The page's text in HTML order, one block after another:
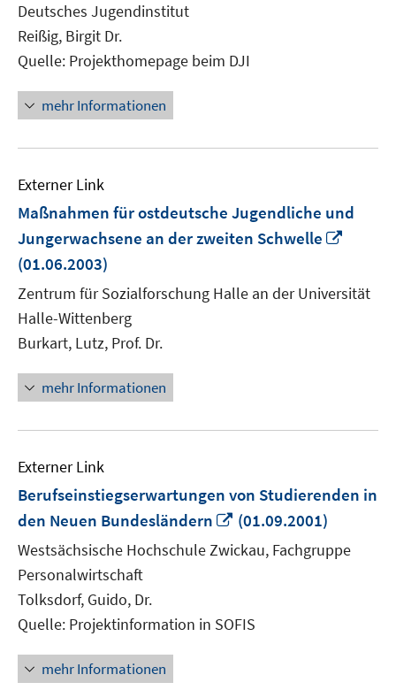
Deutsches Jugendinstitut
Reißig, Birgit Dr.
Quelle: Projekthomepage beim DJI
mehr Informationen
Externer Link
Maßnahmen für ostdeutsche Jugendliche und
Jungerwachsene an der zweiten Schwelle
öffnen
(01.06.2003)
Zentrum für Sozialforschung Halle an der Universität
Halle-Wittenberg
Burkart, Lutz, Prof. Dr.
mehr Informationen
Externer Link
Berufseinstiegserwartungen von Studierenden in
den Neuen Bundesländern
In
neuem
Fenster
(01.09.2001)
Westsächsische Hochschule Zwickau, Fachgruppe
Personalwirtschaft
Tolksdorf, Guido, Dr.
Quelle: Projektinformation in SOFIS
mehr Informationen